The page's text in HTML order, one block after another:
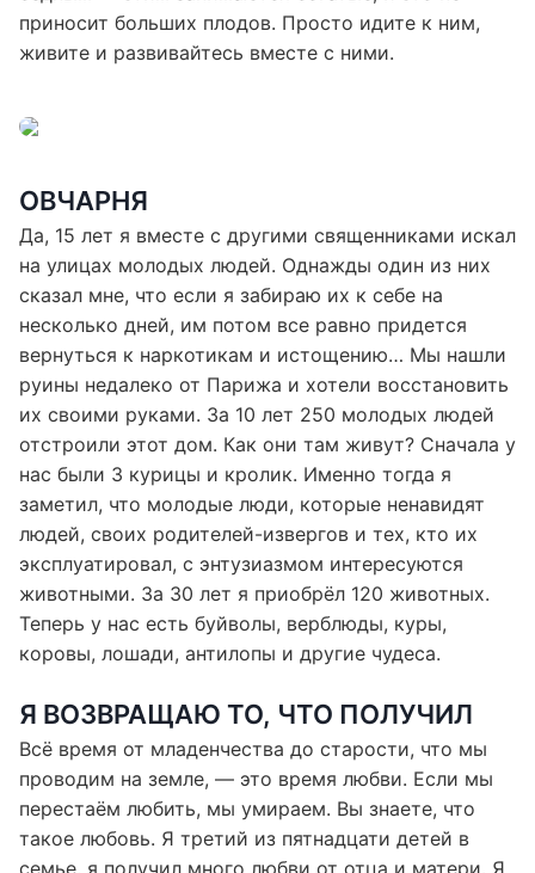
бедным — этим занимаются богатые, и это не
приносит больших плодов. Просто идите к ним,
ОВЧАРНЯ
Да, 15 лет я вместе с другими священниками искал
на улицах молодых людей. Однажды один из них
сказал мне, что если я забираю их к себе на
несколько дней, им потом все равно придется
вернуться к наркотикам и истощению… Мы нашли
руины недалеко от Парижа и хотели восстановить
их своими руками. За 10 лет 250 молодых людей
отстроили этот дом. Как они там живут? Сначала у
нас были 3 курицы и кролик. Именно тогда я
заметил, что молодые люди, которые ненавидят
людей, своих родителей-извергов и тех, кто их
эксплуатировал, с энтузиазмом интересуются
животными. За 30 лет я приобрёл 120 животных.
Теперь у нас есть буйволы, верблюды, куры,
Я ВОЗВРАЩАЮ ТО, ЧТО ПОЛУЧИЛ
Всё время от младенчества до старости, что мы
проводим на земле, — это время любви. Если мы
перестаём любить, мы умираем. Вы знаете, что
такое любовь. Я третий из пятнадцати детей в